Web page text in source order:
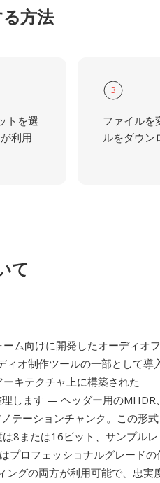
方法
トを選
利用
3
ファイルを
ルをダウン
て
ム向けに開発したオーディオフ
ィオ制作ツールの一部として導
キテクチャ上に構築された
します — ヘッダー用のMHDR、
テーションチャンク。この形式
8または16ビット、サンプルレ
プロフェッショナルグレードの
ングの両方が利用可能で、忠実